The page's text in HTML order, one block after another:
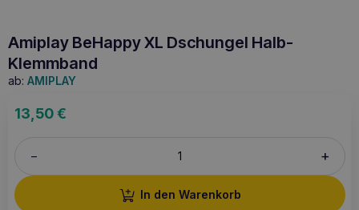
Amiplay BeHappy XL Dschungel Halb-
Klemmband
ab: AMIPLAY
13,50€
– +
In den Warenkorb